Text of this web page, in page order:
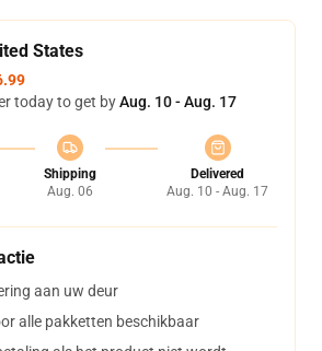
States
today to get byAug. 10 - Aug. 17
Shipping
Aug. 06
Delivered
Aug. 10 - Aug. 17
aan uw deur
alle pakketten beschikbaar